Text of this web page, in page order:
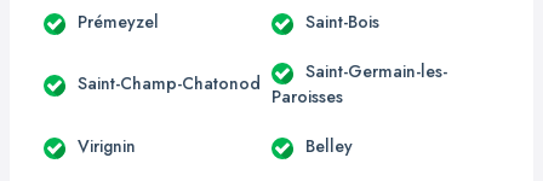
Prémeyzel Saint-Bois
Saint-Champ-Chatonod
Saint-Germain-les-
Paroisses
Virignin Belley